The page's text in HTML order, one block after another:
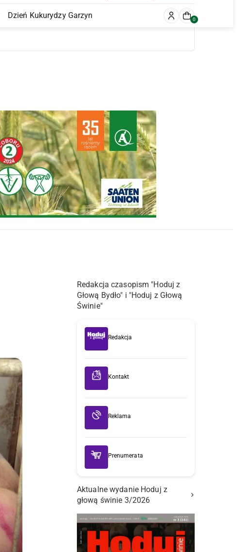
Dzień Kukurydzy Garzyn 0
Redakcja czasopism "Hoduj z
Głową Bydło" i "Hoduj z Głową
Świnie"
Redakcja
Kontakt
Reklama
Prenumerata
Aktualne wydanie Hoduj z
głową świnie 3/2026